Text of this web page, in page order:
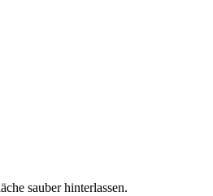
sauber hinterlassen.